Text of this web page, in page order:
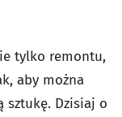
tylko remontu,
aby można
sztukę. Dzisiaj o